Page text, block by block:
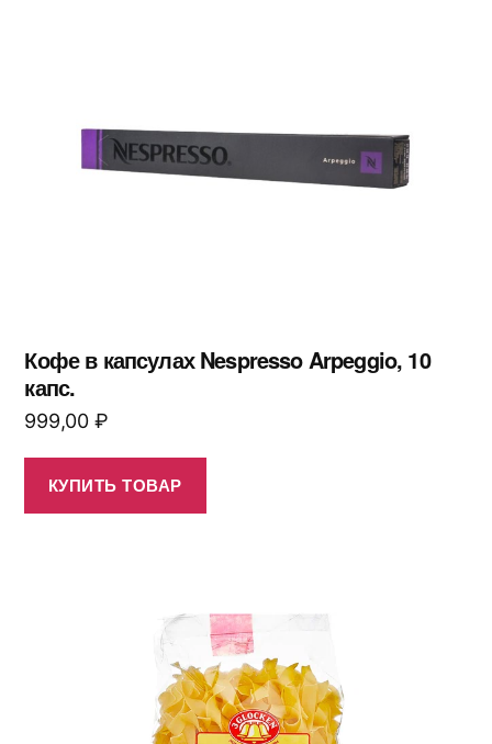
Кофе в капсулах Nespresso Arpeggio, 10
капс.
999,00 ₽
КУПИТЬ ТОВАР